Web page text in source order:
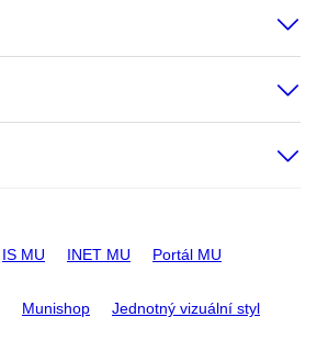
IS MU INET MU Portál MU
Munishop Jednotný vizuální styl